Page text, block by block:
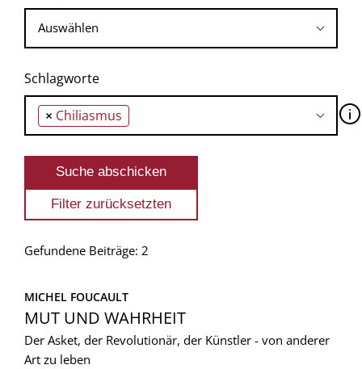
Schlagworte
× Chiliasmus 🛈
Gefundene Beiträge: 2
MICHEL FOUCAULT
MUT UND WAHRHEIT
Der Asket, der Revolutionär, der Künstler - von anderer
Art zu leben